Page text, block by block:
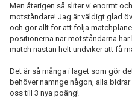
Men återigen så sliter vi enormt
motståndare! Jag är väldigt glad
och gör allt för att följa
positionerna när motståndarna
match nästan helt undviker att få
Det är så många i laget som gör
behöver namnge någon, alla
oss till 3 nya poäng!